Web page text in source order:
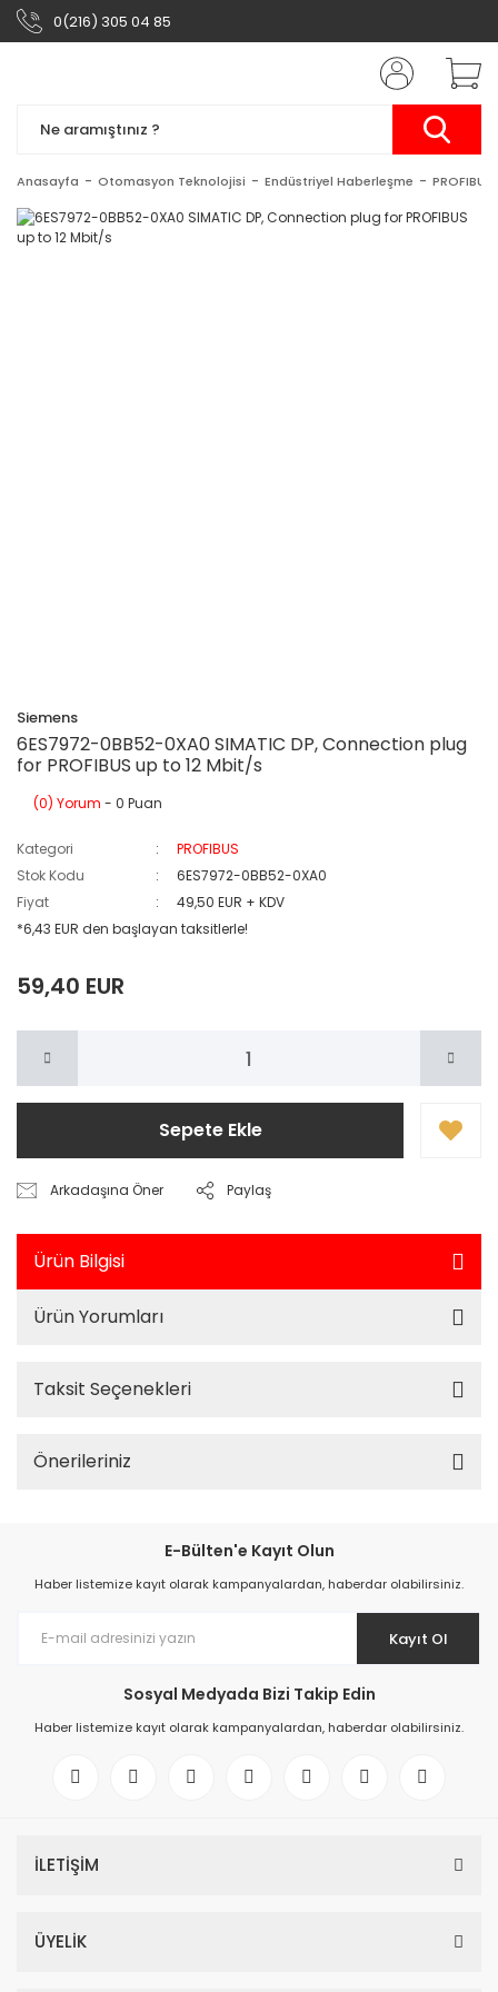
0(216) 305 04 85
Anasayfa Otomasyon Teknolojisi Endüstriyel Haberleşme PROFIBUS
Siemens
6ES7972-0BB52-0XA0 SIMATIC DP, Connection plug
for PROFIBUS up to 12 Mbit/s
(0) Yorum - 0 Puan
Kategori
PROFIBUS
Stok Kodu
6ES7972-0BB52-0XA0
Fiyat
49,50 EUR + KDV
*6,43 EUR den başlayan taksitlerle!
59,40 EUR
Sepete Ekle
Arkadaşına Öner Paylaş
Ürün Bilgisi
Ürün Yorumları
Taksit Seçenekleri
Önerileriniz
E-Bülten'e Kayıt Olun
Haber listemize kayıt olarak kampanyalardan, haberdar olabilirsiniz.
Kayıt Ol
Sosyal Medyada Bizi Takip Edin
Haber listemize kayıt olarak kampanyalardan, haberdar olabilirsiniz.
İLETİŞİM
ÜYELİK